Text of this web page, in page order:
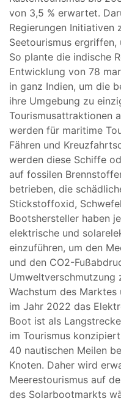
von 3,5 % erwartet.
Regierungen Initiativen
Seetourismus
So plante die indische
Entwicklung von 78
in ganz Indien, um die
ihre Umgebung zu
Tourismusattraktionen
werden für maritime
Fähren und
werden diese Schiffe
auf fossilen
betrieben, die
Stickstoffoxid,
Bootshersteller haben
elektrische und
einzuführen, um den
und den CO2-
Umweltverschmutzung
Wachstum des
im Jahr 2022 das
Boot ist als
im Tourismus
40 nautischen Meilen
Knoten. Daher wird
Meerestourismus auf
des Solarbootmarkts